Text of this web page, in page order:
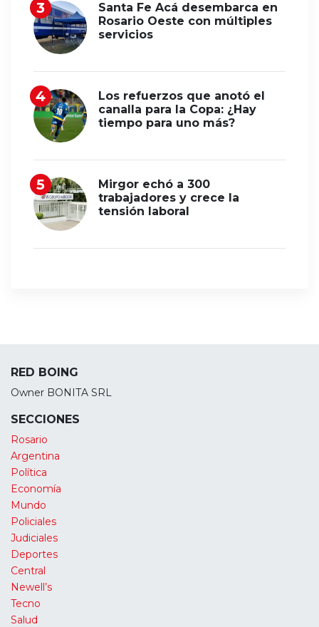
Santa Fe Acá desembarca en
Rosario Oeste con múltiples
servicios
Los refuerzos que anotó el
canalla para la Copa: ¿Hay
tiempo para uno más?
Mirgor echó a 300
trabajadores y crece la
tensión laboral
RED BOING
Owner BONITA SRL
SECCIONES
Rosario
Argentina
Política
Economía
Mundo
Policiales
Judiciales
Deportes
Central
Newell’s
Tecno
Salud